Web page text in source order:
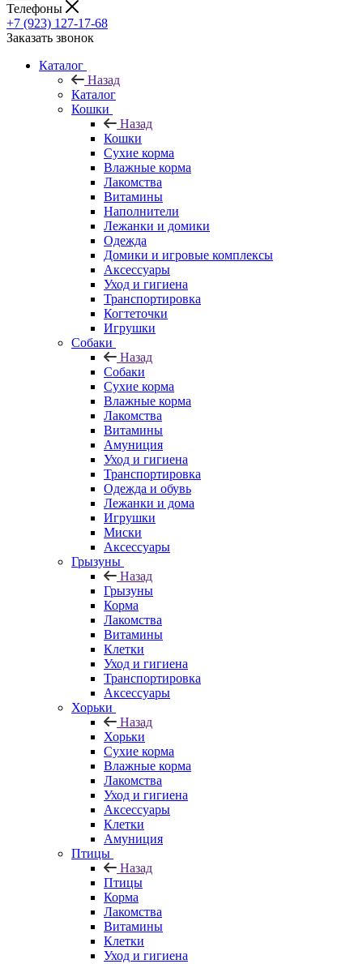
Телефоны
+7 (923) 127-17-68
Заказать звонок
Каталог
Назад
Каталог
Кошки
Назад
Кошки
Сухие корма
Влажные корма
Лакомства
Витамины
Наполнители
Лежанки и домики
Одежда
Домики и игровые комплексы
Аксессуары
Уход и гигиена
Транспортировка
Когтеточки
Игрушки
Собаки
Назад
Собаки
Сухие корма
Влажные корма
Лакомства
Витамины
Амуниция
Уход и гигиена
Транспортировка
Одежда и обувь
Лежанки и дома
Игрушки
Миски
Аксессуары
Грызуны
Назад
Грызуны
Корма
Лакомства
Витамины
Клетки
Уход и гигиена
Транспортировка
Аксессуары
Хорьки
Назад
Хорьки
Сухие корма
Влажные корма
Лакомства
Уход и гигиена
Аксессуары
Клетки
Амуниция
Птицы
Назад
Птицы
Корма
Лакомства
Витамины
Клетки
Уход и гигиена